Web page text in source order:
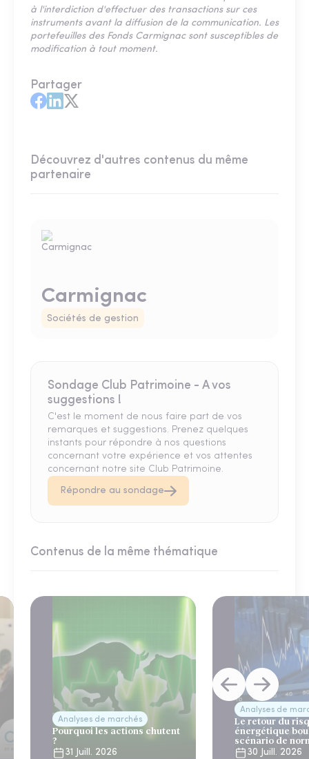
à l'interdiction d'effectuer des transactions sur ces
instruments avant la diffusion de la communication. Les
portefeuilles des Fonds Carmignac sont susceptibles de
modification à tout moment.
Partager
Découvrez d'autres contenus du même
partenaire
Carmignac
Sociétés de gestion
Sondage Club Patrimoine - A vos
suggestions !
C'est le moment de nous faire part de vos
remarques et suggestions. Prenez quelques
instants pour répondre à nos questions
concernant votre expérience et vos attentes
concernant notre site Club Patrimoine.
Répondre au sondage
Contenus de la même thématique
Analyses de marchés
Pourquoi les actions chutent
?
31 Juill. 2026
Analyses de
Le retour du
énergétique
scénario de
30 Juill. 2026